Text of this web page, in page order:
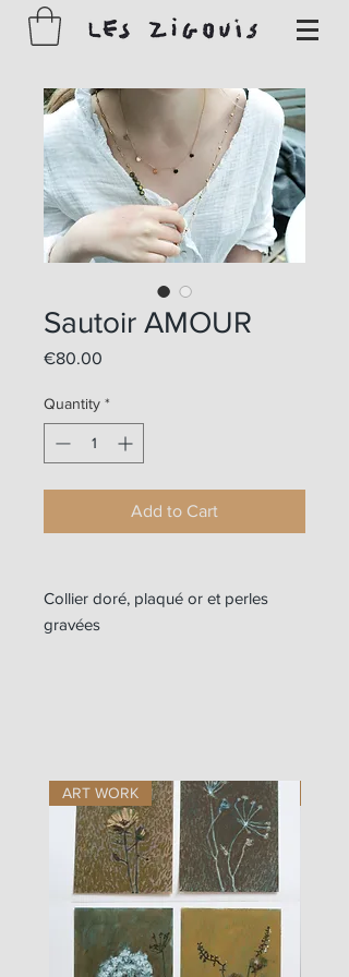
Sautoir AMOUR
€80.00
Quantity *
Add to Cart
Collier doré, plaqué or et perles
gravées
ART WORK